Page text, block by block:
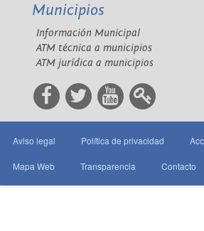
Municipios
Información Municipal
ATM técnica a municipios
ATM jurídica a municipios
Aviso legal Política de privacidad
Mapa Web Transparencia Contacto